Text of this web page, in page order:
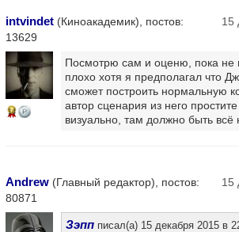
intvindet (Киноакадемик), постов:
13629
15
14
Посмотрю сам и оценю, пока не
плохо хотя я предполагал что
сможет построить нормальную
автор сценария из него
визуально, там должно быть всё
Andrew (Главный редактор), постов:
80871
15
Зэпп писал(а) 15 декабря 2015 в